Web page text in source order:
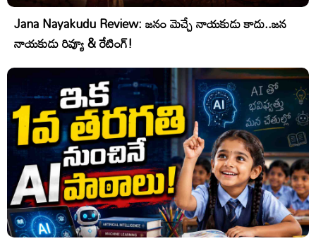
Jana Nayakudu Review: జనం మెచ్చే నాయకుడు కాదు..జన
నాయకుడు రివ్యూ & రేటింగ్!